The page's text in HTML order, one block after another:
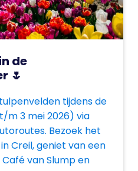
de
🌷
tijdens de
m 3 mei 2026) via
Bezoek het
Creil, geniet van een
van Slump en